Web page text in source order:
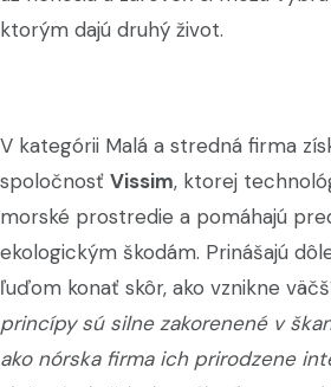
ktorým dajú druhý život.
V kategórii Malá a stredná firma
spoločnosť Vissim, ktorej
morské prostredie a pomáhajú
ekologickým škodám. Prinášajú
ľuďom konať skôr, ako vznikne
princípy sú silne zakorenené v
ako nórska firma ich prirodzene